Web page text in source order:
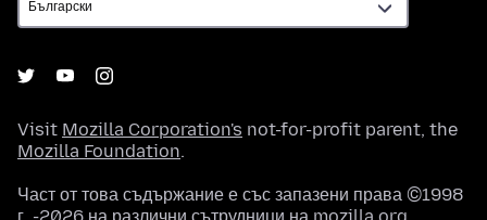
Visit Mozilla Corporation's not-for-profit parent, the
Mozilla Foundation.
Част от това съдържание е със запазени права ©1998